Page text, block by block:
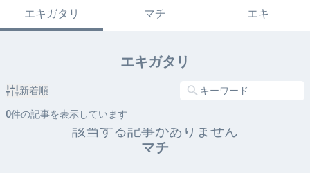
エキガタリ マチ エキ
エキガタリ
新着順
0件の記事を表示しています
該当する記事がありません
マチ